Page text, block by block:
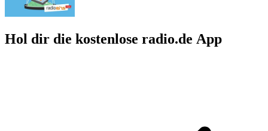
Hol dir die kostenlose radio.de App